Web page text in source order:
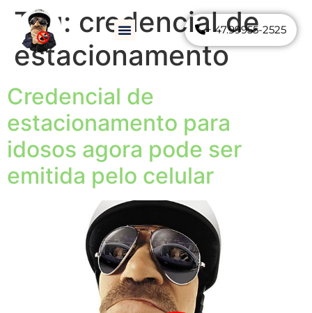
+ 47.99955-2525
Tag: credencial de
estacionamento
Credencial de
estacionamento para
idosos agora pode ser
emitida pelo celular